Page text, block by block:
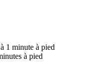
1 minute à pied
à pied